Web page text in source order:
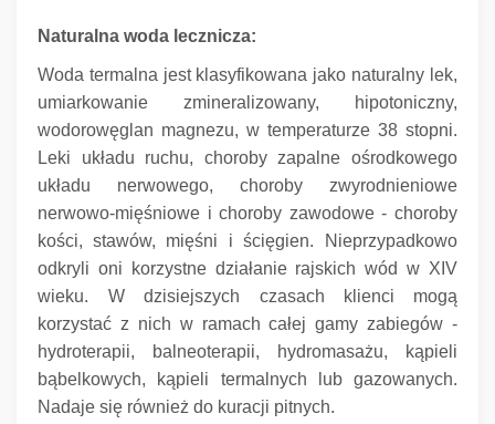
Naturalna woda lecznicza:
Woda termalna jest klasyfikowana jako naturalny lek,
umiarkowanie zmineralizowany, hipotoniczny,
wodorowęglan magnezu, w temperaturze 38 stopni.
Leki układu ruchu, choroby zapalne ośrodkowego
układu nerwowego, choroby zwyrodnieniowe
nerwowo-mięśniowe i choroby zawodowe - choroby
kości, stawów, mięśni i ścięgien.
Nieprzypadkowo
odkryli oni korzystne działanie rajskich wód w XIV
wieku.
W dzisiejszych czasach klienci mogą
korzystać z nich w ramach całej gamy zabiegów -
hydroterapii, balneoterapii, hydromasażu, kąpieli
bąbelkowych, kąpieli termalnych lub gazowanych.
Nadaje się również do kuracji pitnych.